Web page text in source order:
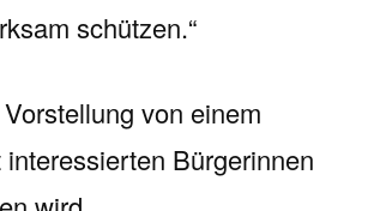
schützen.“
von einem
Bürgerinnen